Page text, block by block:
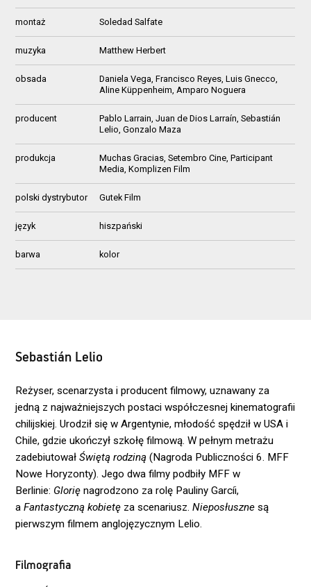
montaż Soledad Salfate
muzyka Matthew Herbert
obsada
Daniela Vega, Francisco Reyes, Luis Gnecco,
Aline Küppenheim, Amparo Noguera
producent
Pablo Larrain, Juan de Dios Larraín, Sebastián
Lelio, Gonzalo Maza
produkcja
Muchas Gracias, Setembro Cine, Participant
Media, Komplizen Film
polski dystrybutor Gutek Film
język hiszpański
barwa kolor
Sebastián Lelio
Reżyser, scenarzysta i producent filmowy, uznawany za
jedną z najważniejszych postaci współczesnej kinematografii
chilijskiej. Urodził się w Argentynie, młodość spędził w USA i
Chile, gdzie ukończył szkołę filmową. W pełnym metrażu
zadebiutowałŚwiętą rodziną (Nagroda Publiczności 6. MFF
Nowe Horyzonty). Jego dwa filmy podbiły MFF w
Berlinie: Glorię nagrodzono za rolę Pauliny Garcíi,
aFantastyczną kobietę za scenariusz.Nieposłuszne są
pierwszym filmem anglojęzycznym Lelio.
Filmografia